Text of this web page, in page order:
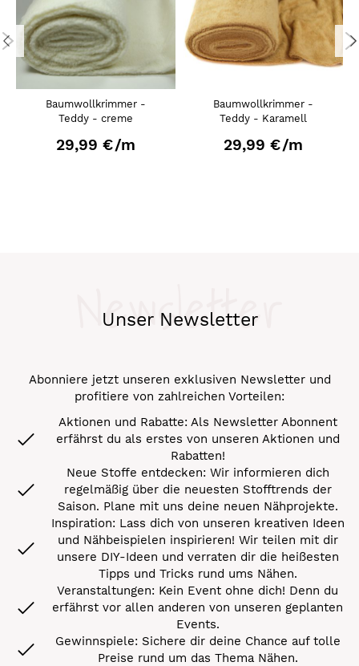
Baumwollkrimmer -
Teddy - creme
29,99 €/m
Baumwollkrimmer -
Teddy - Karamell
29,99 €/m
Unser Newsletter
Newsletter
Abonniere jetzt unseren exklusiven Newsletter und
profitiere von zahlreichen Vorteilen:
Aktionen und Rabatte: Als Newsletter Abonnent
erfährst du als erstes von unseren Aktionen und
Rabatten!
Neue Stoffe entdecken: Wir informieren dich
regelmäßig über die neuesten Stofftrends der
Saison. Plane mit uns deine neuen Nähprojekte.
Inspiration: Lass dich von unseren kreativen Ideen
und Nähbeispielen inspirieren! Wir teilen mit dir
unsere DIY-Ideen und verraten dir die heißesten
Tipps und Tricks rund ums Nähen.
Veranstaltungen: Kein Event ohne dich! Denn du
erfährst vor allen anderen von unseren geplanten
Events.
Gewinnspiele: Sichere dir deine Chance auf tolle
Preise rund um das Thema Nähen.